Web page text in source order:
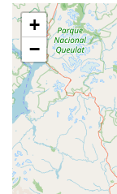
+
−